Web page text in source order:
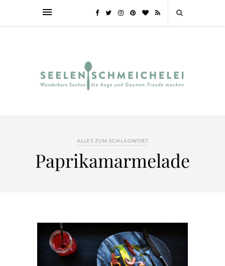
ALLES ZUM SCHLAGWORT
Paprikamarmelade